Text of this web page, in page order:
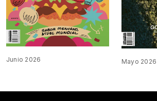
Junio 2026 Mayo 2026